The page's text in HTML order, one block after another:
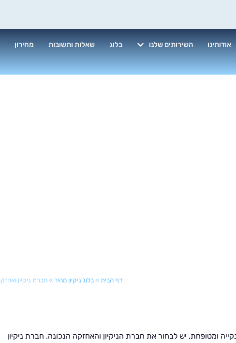
אודותינו השירותים שלנו בלוג שאלות ותשובות מחירון
דף הבית »בלוג ניקיון מהיר»חברת ניקיון
ומטופחת, יש לבחור את חברת הניקיון והאחזקה הנכונה. חברת ניקיון